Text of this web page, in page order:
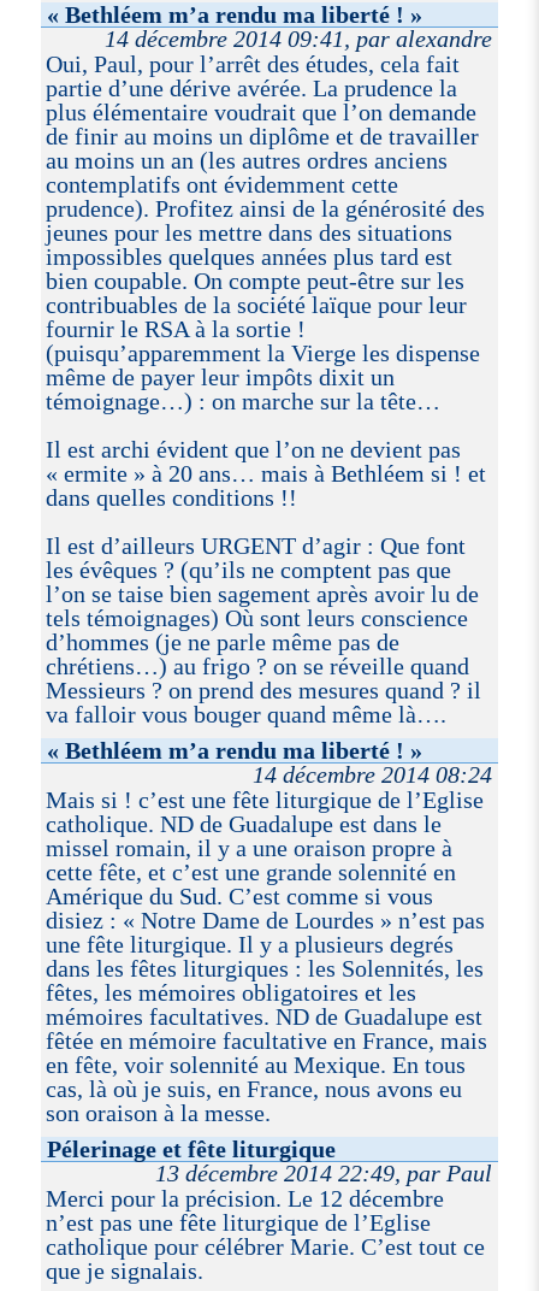
« Bethléem m’a rendu ma liberté ! »
14 décembre 2014 09:41, par alexandre
Oui, Paul, pour l’arrêt des études, cela fait
partie d’une dérive avérée. La prudence la
plus élémentaire voudrait que l’on demande
de finir au moins un diplôme et de travailler
au moins un an (les autres ordres anciens
contemplatifs ont évidemment cette
prudence). Profitez ainsi de la générosité des
jeunes pour les mettre dans des situations
impossibles quelques années plus tard est
bien coupable. On compte peut-être sur les
contribuables de la société laïque pour leur
fournir le RSA à la sortie !
(puisqu’apparemment la Vierge les dispense
même de payer leur impôts dixit un
témoignage…) : on marche sur la tête…
Il est archi évident que l’on ne devient pas
« ermite » à 20 ans… mais à Bethléem si ! et
dans quelles conditions !!
Il est d’ailleurs URGENT d’agir : Que font
les évêques ? (qu’ils ne comptent pas que
l’on se taise bien sagement après avoir lu de
tels témoignages) Où sont leurs conscience
d’hommes (je ne parle même pas de
chrétiens…) au frigo ? on se réveille quand
Messieurs ? on prend des mesures quand ? il
va falloir vous bouger quand même là….
« Bethléem m’a rendu ma liberté ! »
14 décembre 2014 08:24
Mais si ! c’est une fête liturgique de l’Eglise
catholique. ND de Guadalupe est dans le
missel romain, il y a une oraison propre à
cette fête, et c’est une grande solennité en
Amérique du Sud. C’est comme si vous
disiez : « Notre Dame de Lourdes » n’est pas
une fête liturgique. Il y a plusieurs degrés
dans les fêtes liturgiques : les Solennités, les
fêtes, les mémoires obligatoires et les
mémoires facultatives. ND de Guadalupe est
fêtée en mémoire facultative en France, mais
en fête, voir solennité au Mexique. En tous
cas, là où je suis, en France, nous avons eu
son oraison à la messe.
Pélerinage et fête liturgique
13 décembre 2014 22:49, par Paul
Merci pour la précision. Le 12 décembre
n’est pas une fête liturgique de l’Eglise
catholique pour célébrer Marie. C’est tout ce
que je signalais.